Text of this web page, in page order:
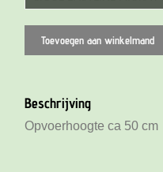
SICCE EASYLINE MICRA
230V
SICCE EASYLINE NOVA
Toevoegen aan winkelmand
Beschrijving
Opvoerhoogte ca 50 cm